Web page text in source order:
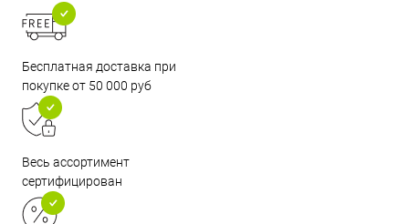
Бесплатная доставка при
покупке от 50 000 руб
Весь ассортимент
сертифицирован